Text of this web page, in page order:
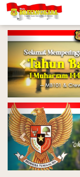
Previous
Previous